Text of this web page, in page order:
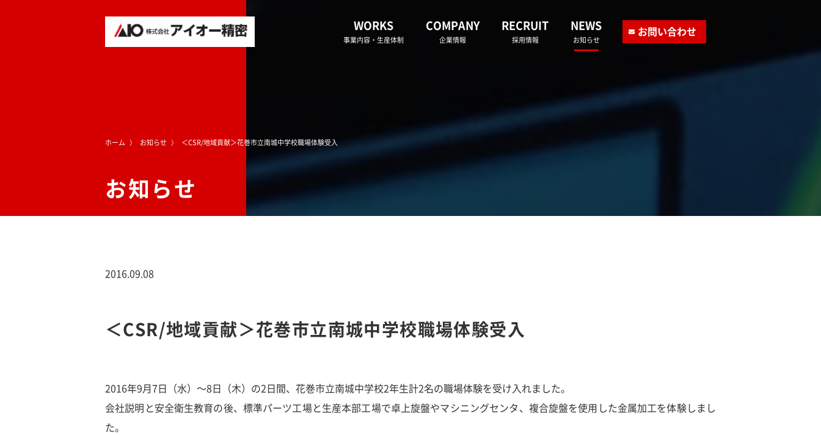
WORKS
事業内容・生産体制
COMPANY
企業情報
RECRUIT
採用情報
NEWS
お知らせ
お問い合わせ
ホーム お知らせ ＜CSR/地域貢献＞花巻市立南城中学校職場体験受入
お知らせ
2016.09.08
＜CSR/地域貢献＞花巻市立南城中学校職場体験受入
2016年9月7日（水）～8日（木）の2日間、花巻市立南城中学校2年生計2名の職場体験を受け入れました。
会社説明と安全衛生教育の後、標準パーツ工場と生産本部工場で卓上旋盤やマシニングセンタ、複合旋盤を使用した金属加工を体験しまし
た。